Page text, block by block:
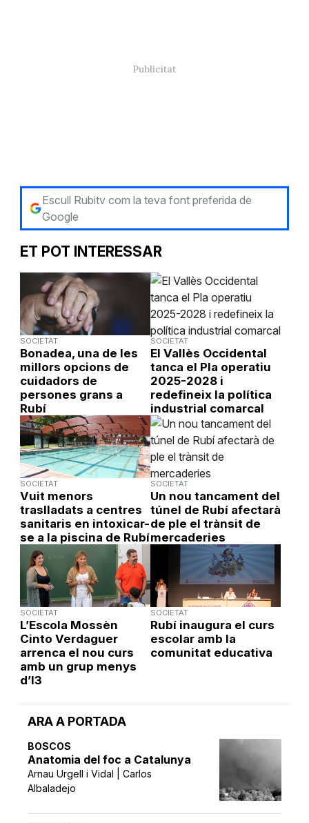
ARA A PORTADA
BOSCOS
Anatomia del foc a Catalunya
Arnau Urgell i Vidal | Carlos
Albaladejo
Escull Rubitv com la teva font preferida de
Google
ET POT INTERESSAR
SOCIETAT
Bonadea, una de les
millors opcions de
cuidadors de
persones grans a
Rubí
SOCIETAT
El Vallès Occidental
tanca el Pla operatiu
2025-2028 i
redefineix la política
industrial comarcal
SOCIETAT
Vuit menors
traslladats a centres
sanitaris en intoxicar-
se a la piscina de Rubí
SOCIETAT
Un nou tancament del
túnel de Rubí afectarà
de ple el trànsit de
mercaderies
SOCIETAT
L’Escola Mossèn
Cinto Verdaguer
arrenca el nou curs
amb un grup menys
d’I3
SOCIETAT
Rubí inaugura el curs
escolar amb la
comunitat educativa